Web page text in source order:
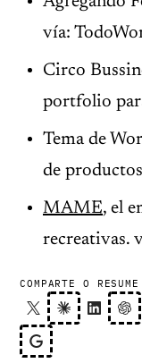
vía:
Circo
portfolio
Tema de
de
MAME, el
recreativas.
COMPARTE O